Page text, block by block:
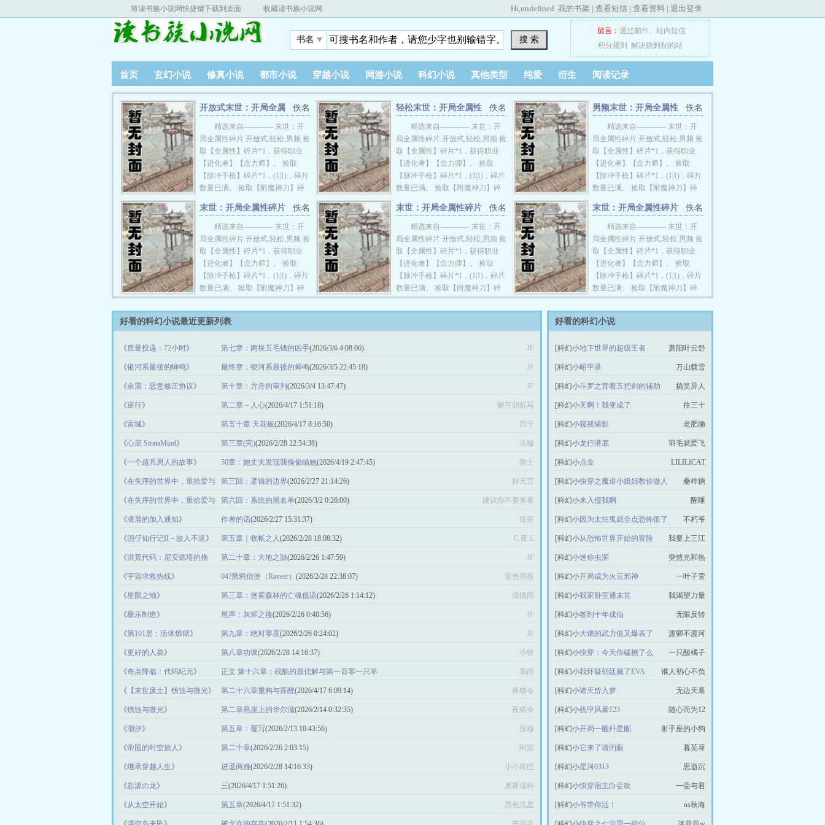
将读书族小说网快捷键下载到桌面 收藏读书族小说网 Hi,undefined 我的书架 | 查看短信 | 查看资料 | 退出登录
书名 搜 索
留言： 通过邮件、 站内短信
积分规则
解决跳到别的站
首页 玄幻小说 修真小说 都市小说 穿越小说 网游小说 科幻小说 其他类型 纯爱 衍生 阅读记录
佚名
开放式末世：开局全属
性碎片精选来自———— 末世：开
局全属性碎片 开放式,轻松,男频 捡
取【全属性】碎片*1，获得职业
【进化者】【念力师】。 捡取
【脉冲手枪】碎片*1，(1|1)，碎片
数量已满。 捡取【附魔神刀】碎
捡取【智能战车】碎片*1，
（10|10），碎片数量已满。 ......
穿越末世，捡取碎片就能变强。
在丧尸和变异兽横行的末世，别人
都挣扎求存，拼命躲藏。 苏晨反
其道而行之，哪里有丧尸，哪里就
有他的身影。 所过之处，丧尸尽
皆被灭。 捡着碎片，开着能够移
动的基地，在末世横行无忌，逍遥
快活。
佚名
轻松末世：开局全属性
碎片精选来自———— 末世：开
局全属性碎片 开放式,轻松,男频 捡
取【全属性】碎片*1，获得职业
【进化者】【念力师】。 捡取
【脉冲手枪】碎片*1，(1|1)，碎片
数量已满。 捡取【附魔神刀】碎
捡取【智能战车】碎片*1，
（10|10），碎片数量已满。 ......
穿越末世，捡取碎片就能变强。
在丧尸和变异兽横行的末世，别人
都挣扎求存，拼命躲藏。 苏晨反
其道而行之，哪里有丧尸，哪里就
有他的身影。 所过之处，丧尸尽
皆被灭。 捡着碎片，开着能够移
动的基地，在末世横行无忌，逍遥
佚名
男频末世：开局全属性
碎片精选来自———— 末世：开
局全属性碎片 开放式,轻松,男频 捡
取【全属性】碎片*1，获得职业
【进化者】【念力师】。 捡取
【脉冲手枪】碎片*1，(1|1)，碎片
数量已满。 捡取【附魔神刀】碎
捡取【智能战车】碎片*1，
（10|10），碎片数量已满。 ......
穿越末世，捡取碎片就能变强。
在丧尸和变异兽横行的末世，别人
都挣扎求存，拼命躲藏。 苏晨反
其道而行之，哪里有丧尸，哪里就
有他的身影。 所过之处，丧尸尽
皆被灭。 捡着碎片，开着能够移
动的基地，在末世横行无忌，逍遥
快活。
佚名
末世：开局全属性碎片
大结局精选来自———— 末世：开
局全属性碎片 开放式,轻松,男频 捡
取【全属性】碎片*1，获得职业
【进化者】【念力师】。 捡取
【脉冲手枪】碎片*1，(1|1)，碎片
数量已满。 捡取【附魔神刀】碎
片*1，（3|3），碎片数量已满。
捡取【智能战车】碎片*1，
（10|10），碎片数量已满。 ......
在丧尸和变异兽横行的末世，别人
都挣扎求存，拼命躲藏。 苏晨反
有他的身影。 所过之处，丧尸尽
动的基地，在末世横行无忌，逍遥
快活。
佚名
末世：开局全属性碎片
无删减精选来自———— 末世：开
局全属性碎片 开放式,轻松,男频 捡
取【全属性】碎片*1，获得职业
【进化者】【念力师】。 捡取
【脉冲手枪】碎片*1，(1|1)，碎片
数量已满。 捡取【附魔神刀】碎
片*1，（3|3），碎片数量已满。
捡取【智能战车】碎片*1，
动的基地，在末世横行无忌，逍遥
佚名
末世：开局全属性碎片
完整版精选来自———— 末世：开
局全属性碎片 开放式,轻松,男频 捡
取【全属性】碎片*1，获得职业
【进化者】【念力师】。 捡取
【脉冲手枪】碎片*1，(1|1)，碎片
数量已满。 捡取【附魔神刀】碎
片*1，（3|3），碎片数量已满。
捡取【智能战车】碎片*1，
（10|10），碎片数量已满。 ......
在丧尸和变异兽横行的末世，别人
都挣扎求存，拼命躲藏。 苏晨反
有他的身影。 所过之处，丧尸尽
动的基地，在末世横行无忌，逍遥
快活。
好看的科幻小说最近更新列表
《质量投递：72小时》 第七章：两块五毛钱的凶手(2026/3/6 4:08:06) JF
《银河系最後的蝉鸣》 最终章：银河系最後的蝉鸣(2026/3/5 22:45:18) JF
《余震：恶意修正协议》 第十章：方舟的审判 (2026/3/4 13:47:47) JF
《逆行》 第二章－人心(2026/4/17 1:51:18) 晓可胡乱写
《雷城》 第五十章 天花板(2026/4/17 8:16:50) 四千
《心层 StrataMind》 第三章(完)(2026/2/28 22:54:38) 亚穆
《一个超凡男人的故事》 50章：她丈夫发现我偷偷瞄她(2026/4/19 2:47:45) 骑士
《在失序的世界中，重拾爱与
自我 -- 第一部曲：《被遗忘的
第三回：逻辑的边界(2026/2/27 21:14:26) 好无言
《在失序的世界中，重拾爱与
自我 -- 第一部曲：《被遗忘的
第六回：系统的黑名单(2026/3/2 0:26:00) 建议你不要来看
《凌晨的加入通知》 作者的话(2026/2/27 15:31:37) 筱菲
《 囝仔仙行记II－故人不返》 第五章｜收帐之人(2026/2/28 18:08:32) C.夜.L
《洪荒代码：尼安德塔的挽
歌》
第二十章：大地之脉(2026/2/26 1:47:59) JF
《宇宙求救热线》 04?黑鸦信使（Raveer） (2026/2/28 22:38:07) 蓝色蔷薇
《星陨之恸》 第三章：迷雾森林的亡魂低语(2026/2/26 1:14:12) 浪情雨
《极乐制造》 尾声：灰烬之後(2026/2/26 0:40:56) JF
《第101层：活体炼狱》 第九章：绝对零度(2026/2/26 0:24:02) JF
《更好的人类》 第八章功课(2026/2/28 14:16:37) 小铁
《奇点降临：代码纪元》
正文 第十六章：残酷的最优解与第一百零一只羊
(2026/2/17 16:30:03)
墨雨
《 【末世废土】锈蚀与微光》 第二十六章重构与苏醒(2026/4/17 6:09:14) 夜猫令
《锈蚀与微光》 第二章悬崖上的华尔滋(2026/2/14 0:32:35) 夜猫令
《潮汐》 第五章：覆写(2026/2/13 10:43:56) 亚穆
《帝国的时空旅人 》 第二十章(2026/2/26 2:03:15) 阿宏
《继承穿越人生》 进退两难(2026/2/28 14:16:33) 小小尾巴
《起源の龙》 三(2026/4/17 1:51:26) 奥斯瑞科
《从太空开始》 第五章(2026/4/17 1:51:32) 黑色流星
好看的科幻小说
[科幻小
说]
地下世界的超级王者 萧阳叶云舒
[科幻小
说]
昭平录 万山载雪
[科幻小
说]
斗罗之背着五把剑的辅助 搞笑异人
[科幻小
说]
天啊！我变成了 往三十
[科幻小
说]
窥视猎影 老肥腩
[科幻小
说]
龙行潜底 羽毛就爱飞
[科幻小
说]
点金 LILILICAT
[科幻小
说]
快穿之魔道小姐姐教你做人 桑梓糖
[科幻小
说]
来入侵我啊 醒睡
[科幻小
说]
因为太怕鬼就全点恐怖值了 不朽爷
[科幻小
说]
从恐怖世界开始的冒险 我要上三江
[科幻小
说]
迷你虫洞 突然光和热
[科幻小
说]
开局成为火云邪神 一叶子萱
[科幻小
说]
我家卧室通末世 我渴望力量
[科幻小
说]
签到十年成仙 无限反转
[科幻小
说]
大佬的武力值又爆表了 渡卿不渡河
[科幻小
说]
快穿：今天你磕糖了么 一只酸橘子
[科幻小
说]
我怀疑朝廷藏了EVA 谁人初心不负
[科幻小
说]
诸天皆入梦 无边天幕
[科幻小
说]
机甲风暴123 随心而为12
[科幻小
说]
开局一艘歼星舰 射手座的小狗
[科幻小
说]
它来了请闭眼 暮芜荨
[科幻小
说]
星河0313 思逝沉
[科幻小
说]
快穿宿主白娈欢 一娈与君
[科幻小
说]
爷带你活！ ns秋海